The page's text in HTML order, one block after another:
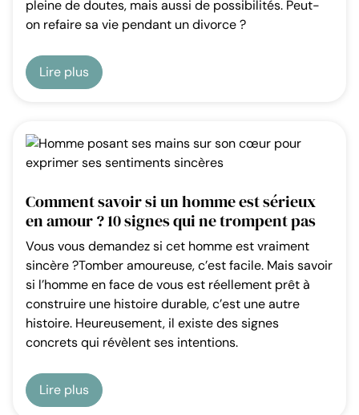
pleine de doutes, mais aussi de possibilités. Peut-
on refaire sa vie pendant un divorce ?
Lire plus
Comment savoir si un homme est sérieux
en amour ? 10 signes qui ne trompent pas
Vous vous demandez si cet homme est vraiment
sincère ?Tomber amoureuse, c’est facile. Mais savoir
si l’homme en face de vous est réellement prêt à
construire une histoire durable, c’est une autre
histoire. Heureusement, il existe des signes
concrets qui révèlent ses intentions.
Lire plus